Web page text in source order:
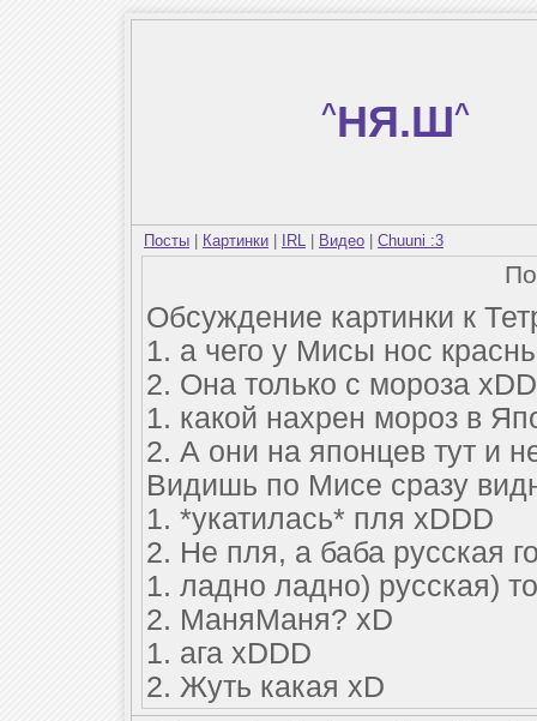
^НЯ.Ш^
Посты Картинки IRL Видео Chuuni :3
Обсуждение картинки к
1. а чего у Мисы нос
2. Она только с мороза xDD
1. какой нахрен мороз в
2. А они на японцев тут и
Видишь по Мисе сразу
1. *укатилась* пля xDDD
2. Не пля, а баба русская
1. ладно ладно) русская)
2. МаняМаня? xD
1. ага xDDD
2. Жуть какая xD